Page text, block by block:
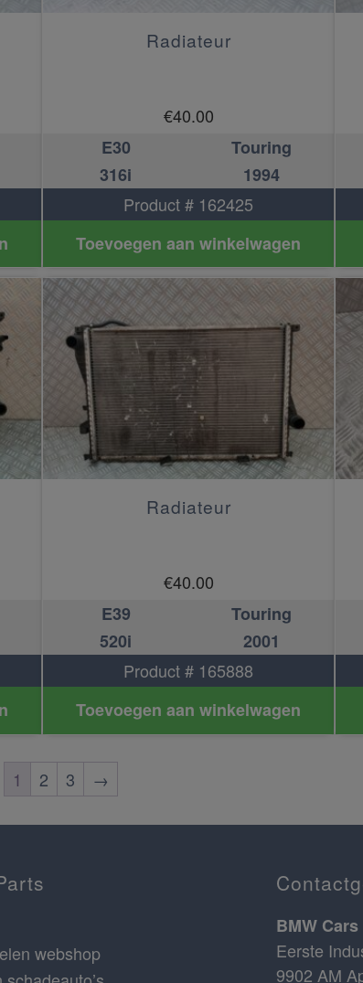
Radiateur
€40.00
E30
Touring
316i
1994
Product # 162425
Toevoegen aan winkelwagen
Radiateur
€40.00
E39
Touring
520i
2001
Product # 165888
Toevoegen aan winkelwagen
1 2 3 →
webshop
BMW
Eerste
9902 AM